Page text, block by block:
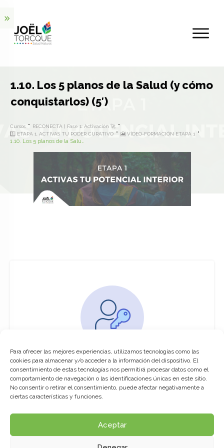
Para ofrecer las mejores experiencias, utilizamos tecnologías como las
cookies para almacenar y/o acceder a la información del dispositivo. El
consentimiento de estas tecnologías nos permitirá procesar datos como el
comportamiento de navegación o las identificaciones únicas en este sitio.
No consentir o retirar el consentimiento, puede afectar negativamente a
ciertas características y funciones.
Aceptar
1.10. Los 5 planos de la Salud (y cómo
conquistarlos) (5′)
Cursos
RECONECTA | Fase 1: Activación 🚀
1️⃣ ETAPA 1. ACTIVAS TU PODER CURATIVO
🎦 VÍDEO-FORMACIÓN ETAPA 1
1.10. Los 5 planos de la Salud (y cómo conquistarlos) (5′)
You must be logged in to access this
course
This course is only available for registered
Click here to login